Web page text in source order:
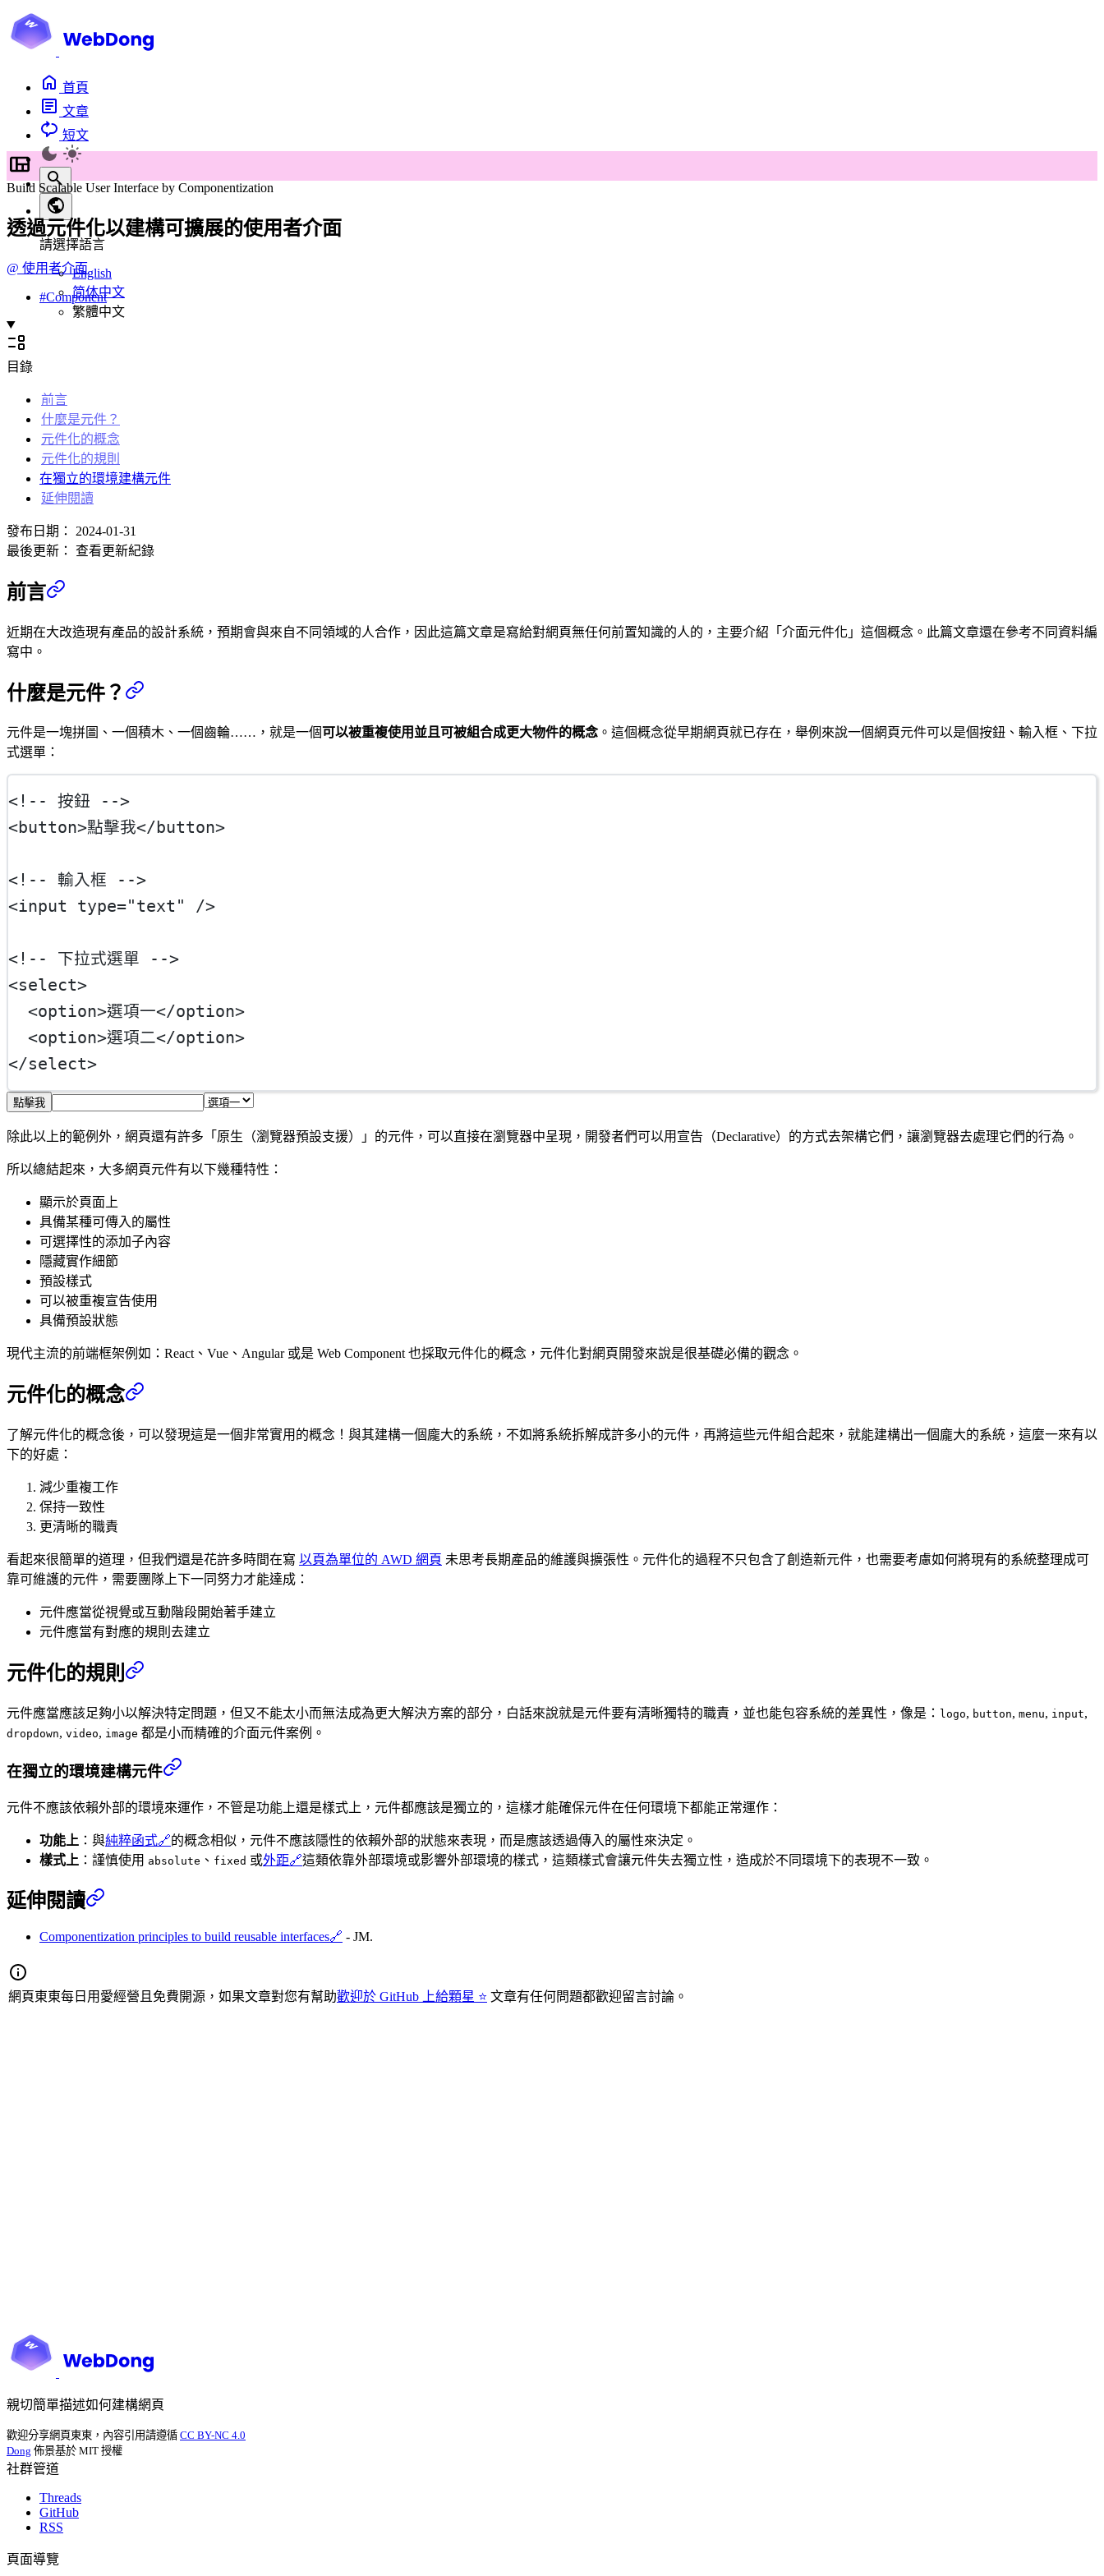
首頁
文章
短文
請選擇語言
English
简体中文
繁體中文
Build Scalable User Interface by Componentization
透過元件化以建構可擴展的使用者介面
@ 使用者介面
#Component
目錄
前言
什麼是元件？
元件化的概念
元件化的規則
在獨立的環境建構元件
延伸閱讀
發布日期： 2024-01-31
最後更新：
查看更新紀錄
前言
近期在大改造現有產品的設計系統，預期會與來自不同領域的人合作，因此這篇文章是寫給對網頁無任何前置知識的人的，主要介紹「介面元件化」這個概念。此篇文章還在參考不同資料編
寫中。
什麼是元件？
元件是一塊拼圖、一個積木、一個齒輪……，就是一個可以被重複使用並且可被組合成更大物件的概念。這個概念從早期網頁就已存在，舉例來說一個網頁元件可以是個按鈕、輸入框、下拉
式選單：
<!-- 按鈕 -->
<button>點擊我</button>
<!-- 輸入框 -->
<input type="text" />
<!-- 下拉式選單 -->
<select>
  <
option>選項一</option>
  <
option>選項二</option>
</select>
點擊我
除此以上的範例外，網頁還有許多「原生（瀏覽器預設支援）」的元件，可以直接在瀏覽器中呈現，開發者們可以用宣告（Declarative）的方式去架構它們，讓瀏覽器去處理它們的行為。
所以總結起來，大多網頁元件有以下幾種特性：
顯示於頁面上
具備某種可傳入的屬性
可選擇性的添加子內容
隱藏實作細節
預設樣式
可以被重複宣告使用
具備預設狀態
現代主流的前端框架例如：React、Vue、Angular 或是 Web Component 也採取元件化的概念，元件化對網頁開發來說是很基礎必備的觀念。
元件化的概念
了解元件化的概念後，可以發現這是一個非常實用的概念！與其建構一個龐大的系統，不如將系統拆解成許多小的元件，再將這些元件組合起來，就能建構出一個龐大的系統，這麼一來有以
下的好處：
減少重複工作
保持一致性
更清晰的職責
看起來很簡單的道理，但我們還是花許多時間在寫 以頁為單位的 AWD 網頁 未思考長期產品的維護與擴張性。元件化的過程不只包含了創造新元件，也需要考慮如何將現有的系統整理成可
靠可維護的元件，需要團隊上下一同努力才能達成：
元件應當從視覺或互動階段開始著手建立
元件應當有對應的規則去建立
元件化的規則
元件應當應該足夠小以解決特定問題，但又不能太小而無法成為更大解決方案的部分，白話來說就是元件要有清晰獨特的職責，並也能包容系統的差異性，像是： logo, button, menu, input,
dropdown, video, image 都是小而精確的介面元件案例。
在獨立的環境建構元件
元件不應該依賴外部的環境來運作，不管是功能上還是樣式上，元件都應該是獨立的，這樣才能確保元件在任何環境下都能正常運作：
功能上 ：與純粹函式🔗的概念相似，元件不應該隱性的依賴外部的狀態來表現，而是應該透過傳入的屬性來決定。
樣式上 ：謹慎使用 absolute 、 fixed 或外距🔗這類依靠外部環境或影響外部環境的樣式，這類樣式會讓元件失去獨立性，造成於不同環境下的表現不一致。
延伸閱讀
Componentization principles to build reusable interfaces🔗 - JM.
網頁東東每日用愛經營且免費開源，如果文章對您有幫助歡迎於 GitHub 上給顆星 ⭐ 文章有任何問題都歡迎留言討論。
親切簡單描述如何建構網頁
歡迎分享網頁東東，內容引用請遵循 CC BY-NC 4.0
Dong 佈景基於 MIT 授權
社群管道
Threads
GitHub
RSS
頁面導覽